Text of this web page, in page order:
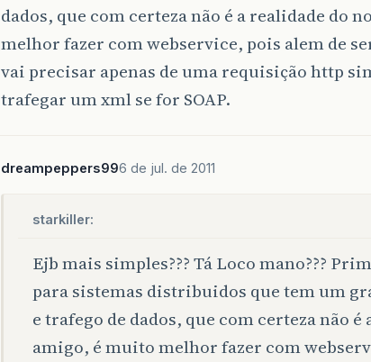
dados, que com certeza não é a realidade do
melhor fazer com webservice, pois alem de
vai precisar apenas de uma requisição http
trafegar um xml se for SOAP.
dreampeppers996 de jul. de 2011
starkiller:
Ejb mais simples??? Tá Loco mano???
para sistemas distribuidos que tem um
e trafego de dados, que com certeza não é
amigo, é muito melhor fazer com